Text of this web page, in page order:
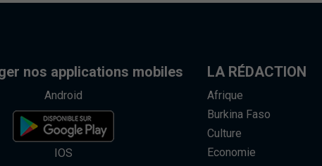
nos applications mobiles
Android
IOS
LA RÉDACTION
Afrique
Burkina Faso
Culture
Economie